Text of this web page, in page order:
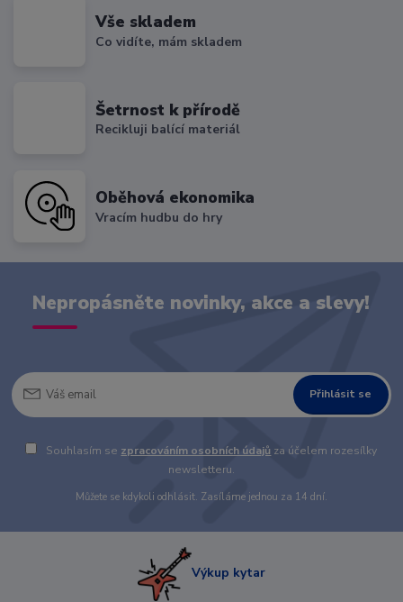
Vše skladem
Co vidíte, mám skladem
Šetrnost k přírodě
Recikluji balící materiál
Oběhová ekonomika
Vracím hudbu do hry
Nepropásněte novinky, akce a slevy!
Přihlásit se
Souhlasím se zpracováním osobních údajů za účelem rozesílky
newsletteru.
Můžete se kdykoli odhlásit. Zasíláme jednou za 14 dní.
Výkup kytar